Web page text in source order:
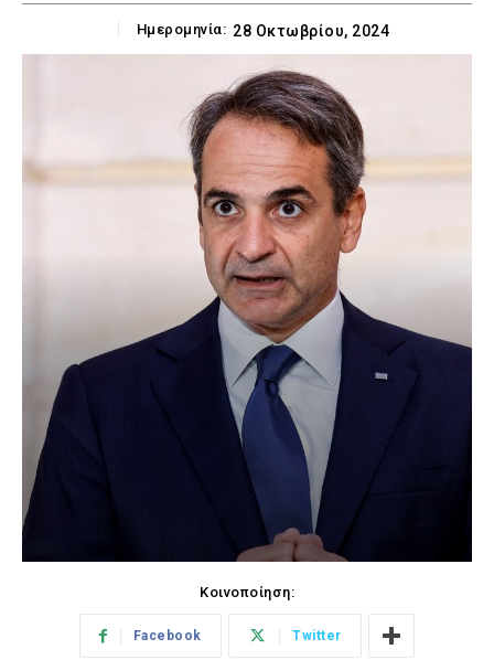
Ημερομηνία: 28 Οκτωβρίου, 2024
Κοινοποίηση:
Facebook Twitter